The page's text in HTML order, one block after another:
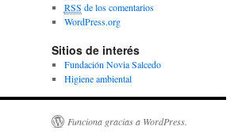
RSS de los comentarios
WordPress.org
Sitios de interés
Fundación Novia Salcedo
Higiene ambiental
Funciona gracias a WordPress.